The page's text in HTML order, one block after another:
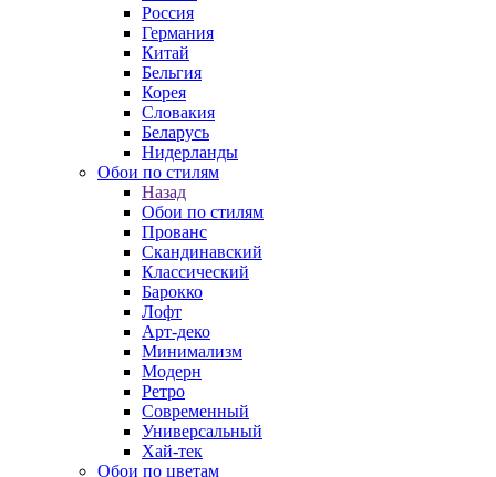
Россия
Германия
Китай
Бельгия
Корея
Словакия
Беларусь
Нидерланды
Обои по стилям
Назад
Обои по стилям
Прованс
Скандинавский
Классический
Барокко
Лофт
Арт-деко
Минимализм
Модерн
Ретро
Современный
Универсальный
Хай-тек
Обои по цветам